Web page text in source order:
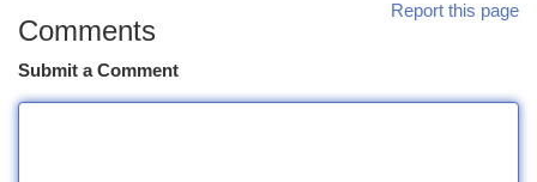
Report this page
Comments
Submit a Comment